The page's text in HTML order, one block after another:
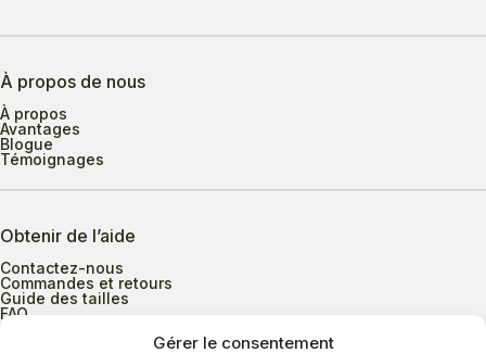
Gérer le consentement
À propos de nous
À propos
Avantages
Blogue
Témoignages
Obtenir de l’aide
Contactez-nous
Commandes et retours
Guide des tailles
FAQ